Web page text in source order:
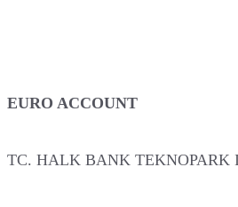
EURO ACCOUNT
TC. HALK BANK TEKNOPARK